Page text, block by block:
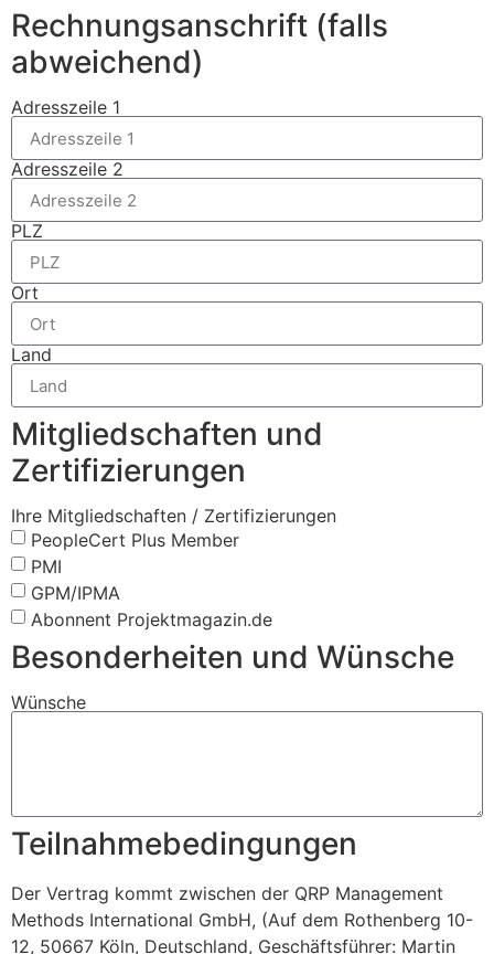
Rechnungsanschrift (falls
abweichend)
Adresszeile 1
Adresszeile 2
PLZ
Ort
Land
Mitgliedschaften und
Zertifizierungen
Ihre Mitgliedschaften / Zertifizierungen
PeopleCert Plus Member
PMI
GPM/IPMA
Abonnent Projektmagazin.de
Besonderheiten und Wünsche
Wünsche
Teilnahmebedingungen
Der Vertrag kommt zwischen der QRP Management
Methods International GmbH, (Auf dem Rothenberg 10-
12, 50667 Köln, Deutschland, Geschäftsführer: Martin